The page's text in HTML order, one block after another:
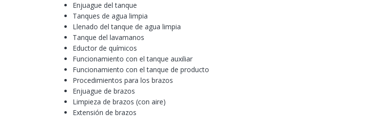
Enjuague del tanque
Tanques de agua limpia
Llenado del tanque de agua limpia
Tanque del lavamanos
Eductor de químicos
Funcionamiento con el tanque auxiliar
Funcionamiento con el tanque de producto
Procedimientos para los brazos
Enjuague de brazos
Limpieza de brazos (con aire)
Extensión de brazos